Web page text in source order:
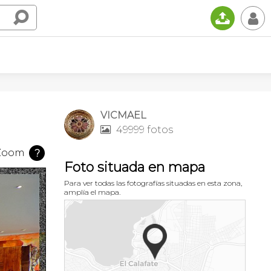
📤 👤
?
VICMAEL
 49999 fotos
Foto situada en mapa
Para ver todas las fotografías situadas en esta zona,
amplía el mapa.